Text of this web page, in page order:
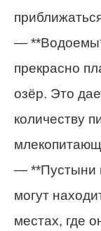
—
прекрасно
озёр. Это
количеству
— **Пустыни
могут
местах, где